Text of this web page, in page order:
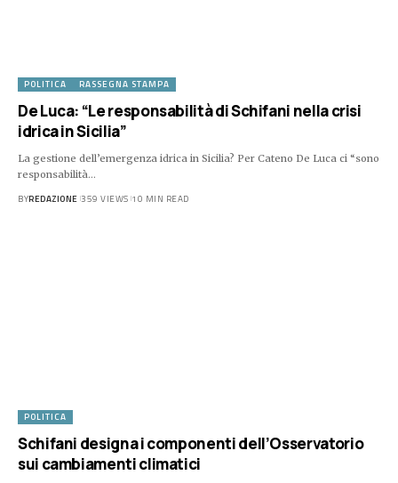
POLITICA RASSEGNA STAMPA
De Luca: “Le responsabilità di Schifani nella crisi
idrica in Sicilia”
La gestione dell’emergenza idrica in Sicilia? Per Cateno De Luca ci “sono
responsabilità…
BYREDAZIONE 359 VIEWS 10 MIN READ
POLITICA
Schifani designa i componenti dell’Osservatorio
sui cambiamenti climatici